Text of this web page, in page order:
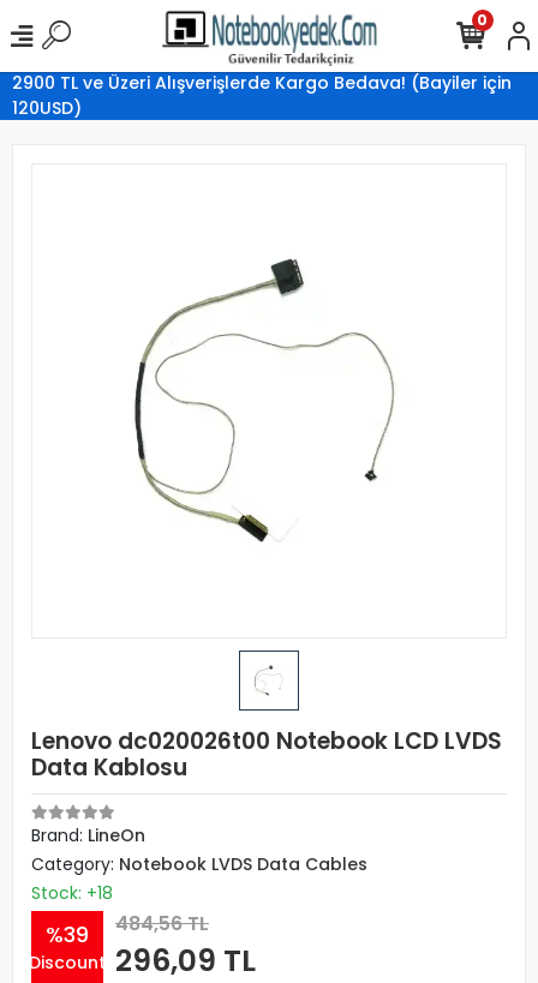
2900 TL ve Üzeri Alışverişlerde Kargo Bedava! (Bayiler için
120USD)
0
Lenovo dc020026t00 Notebook LCD LVDS
Data Kablosu
Brand: LineOn
Category: Notebook LVDS Data Cables
Stock: +18
%39
Discount
484,56 TL
296,09 TL